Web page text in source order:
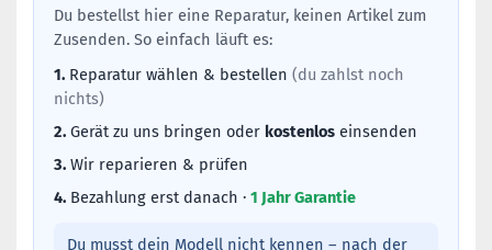
Du bestellst hier eine Reparatur, keinen Artikel zum
Zusenden. So einfach läuft es:
1. Reparatur wählen & bestellen (du zahlst noch
nichts)
2. Gerät zu uns bringen oder kostenlos einsenden
3. Wir reparieren & prüfen
4. Bezahlung erst danach · 1 Jahr Garantie
Du musst dein Modell nicht kennen – nach der